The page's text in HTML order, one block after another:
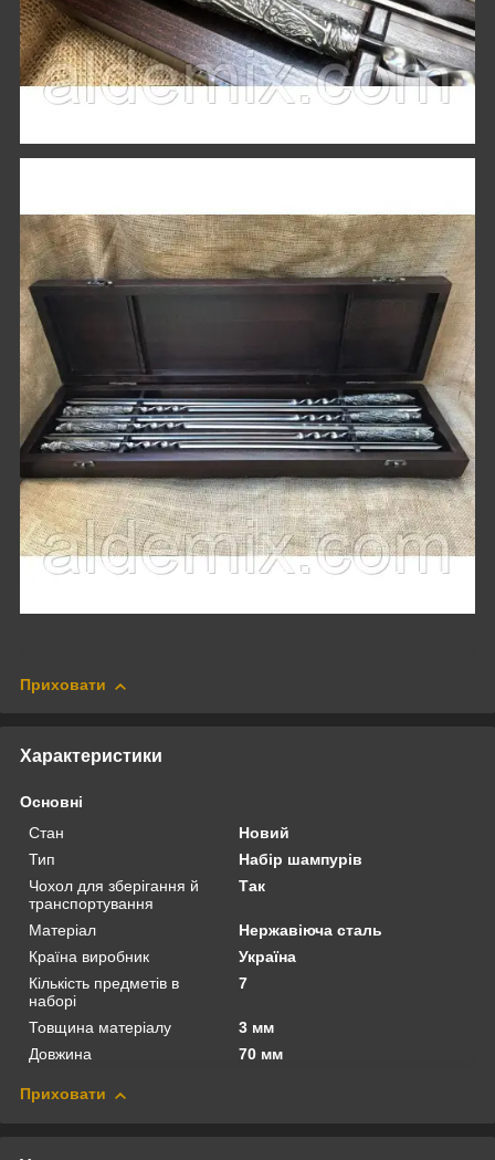
Приховати
Характеристики
Основні
Стан
Новий
Тип
Набір шампурів
Чохол для зберігання й
транспортування
Так
Матеріал
Нержавіюча сталь
Країна виробник
Україна
Кількість предметів в
наборі
7
Товщина матеріалу
3 мм
Довжина
70 мм
Приховати